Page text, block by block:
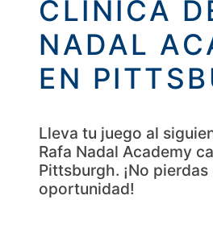
CLÍNICA
NADAL
EN
Lleva tu juego al
Rafa Nadal Academy
Pittsburgh. ¡No pierdas
oportunidad!